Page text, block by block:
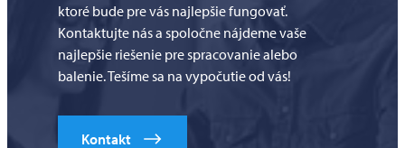
ktoré bude pre vás najlepšie fungovať.
Kontaktujte nás a spoločne nájdeme vaše
najlepšie riešenie pre spracovanie alebo
balenie. Tešíme sa na vypočutie od vás!
Kontakt